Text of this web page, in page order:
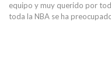
equipo y muy querido por
toda la NBA se ha